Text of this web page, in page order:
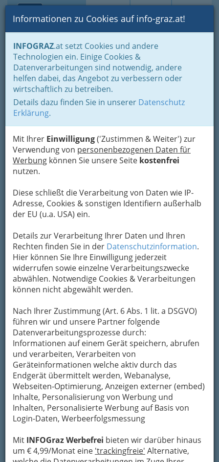
Suche Login Toggle
Informationen zu Cookies auf info-graz.at!
INFOGRAZ.at setzt Cookies und andere
Technologien ein. Einige Cookies &
Datenverarbeitungen sind notwendig, andere
helfen dabei, das Angebot zu verbessern oder
wirtschaftlich zu betreiben.
Details dazu finden Sie in unserer Datenschutz
Erklärung.
Mit Ihrer Einwilligung('Zustimmen & Weiter') zur
Verwendung von personenbezogenen Daten für
Werbung können Sie unsere Seite kostenfrei
nutzen.
Diese schließt die Verarbeitung von Daten wie IP-
Adresse, Cookies & sonstigen Identifiern außerhalb
der EU (u.a. USA) ein.
Details zur Verarbeitung Ihrer Daten und Ihren
Rechten finden Sie in der Datenschutzinformation.
Hier können Sie Ihre Einwilligung jederzeit
widerrufen sowie einzelne Verarbeitungszwecke
abwählen. Notwendige Cookies & Verarbeitungen
können nicht abgewählt werden.
Nach Ihrer Zustimmung (Art. 6 Abs. 1 lit. a DSGVO)
führen wir und unsere Partner folgende
Datenverarbeitungsprozesse durch:
Informationen auf einem Gerät speichern, abrufen
und verarbeiten, Verarbeiten von
Geräteinformationen welche aktiv durch das
Endgerät übermittelt werden, Webanalyse,
Webseiten-Optimierung, Anzeigen externer (embed)
Inhalte, Personalisierung von Werbung und
Inhalten, Personalisierte Werbung auf Basis von
Login-Daten, Werbeerfolgsmessung
Mit INFOGraz Werbefrei bieten wir darüber hinaus
um € 4,99/Monat eine 'trackingfreie' Alternative,
Home Branchen
111 conventuring consulting
und beteiligungs gmbh
Sackstraße 2, 8010 Graz
+43 316 816 0111-0
+43 316 816 0111-9
Karte
Adresse mit Google Maps anschauen
Kontaktaufnahme
Um die Info-Graz Firmenvor Spam-Mails zu
bewahren, verwenden wir an dieser Stelle zur
Übermittlung Ihrer Nachricht ein sicheres
Formular. Ihre Nachricht wird nach dem
Absenden umgehend per Mail an das
beteiligungs gmbh weitergeleitet.
Mein Name
Meine Email Adresse
Mein Betreff
Meine Nachricht